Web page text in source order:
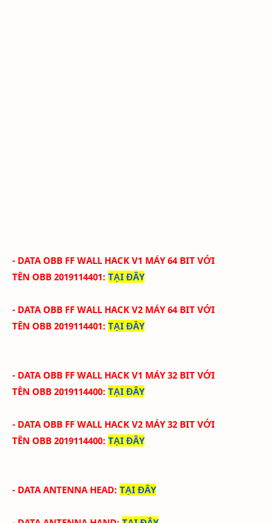
- DATA OBB FF WALL HACK V1 MÁY 64 BIT VỚI
TÊN OBB 2019114401: TẠI ĐÂY
- DATA OBB FF WALL HACK V2 MÁY 64 BIT VỚI
TÊN OBB 2019114401: TẠI ĐÂY
- DATA OBB FF WALL HACK V1 MÁY 32 BIT VỚI
TÊN OBB 2019114400: TẠI ĐÂY
- DATA OBB FF WALL HACK V2 MÁY 32 BIT VỚI
TÊN OBB 2019114400: TẠI ĐÂY
- DATA ANTENNA HEAD: TẠI ĐÂY